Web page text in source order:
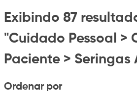
Exibindo 87
"Cuidado Pessoal >
Paciente > Seringas
Ordenar por